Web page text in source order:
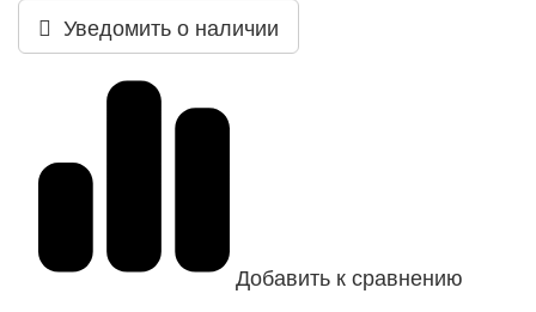
Уведомить о наличии
Добавить к сравнению